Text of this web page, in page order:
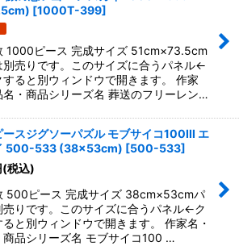
絞り込む
[1000T-399]
1000ピース 完成サイズ 51cm×73.5cm
別売りです。このサイズに合うパネル←
すると別ウィンドウで開きます。 作家
名・商品シリーズ名 葬送のフリーレン…
スジグソーパズル モブサイコ100III エ
500-533 (38×53cm) [500-533]
(税込)
500ピース 完成サイズ 38cm×53cmパ
売りです。このサイズに合うパネル←ク
ると別ウィンドウで開きます。 作家名・
商品シリーズ名 モブサイコ100 …